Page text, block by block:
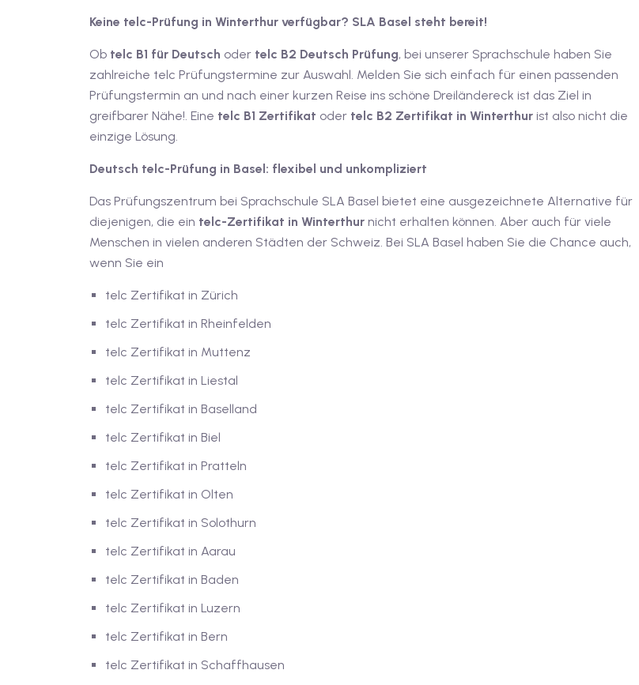
Keine telc-Prüfung in Winterthur verfügbar? SLA Basel steht bereit!
Ob telc B1 für Deutsch oder telc B2 Deutsch Prüfung, bei unserer Sprachschule haben Sie
zahlreiche telc Prüfungstermine zur Auswahl. Melden Sie sich einfach für einen passenden
Prüfungstermin an und nach einer kurzen Reise ins schöne Dreiländereck ist das Ziel in
greifbarer Nähe!. Eine telc B1 Zertifikat oder telc B2 Zertifikat in Winterthur ist also nicht die
einzige Lösung.
Deutsch telc-Prüfung in Basel: flexibel und unkompliziert
Das Prüfungszentrum bei Sprachschule SLA Basel bietet eine ausgezeichnete Alternative für
diejenigen, die ein telc-Zertifikat in Winterthur nicht erhalten können. Aber auch für viele
Menschen in vielen anderen Städten der Schweiz. Bei SLA Basel haben Sie die Chance auch,
wenn Sie ein
telc Zertifikat in Zürich
telc Zertifikat in Rheinfelden
telc Zertifikat in Muttenz
telc Zertifikat in Liestal
telc Zertifikat in Baselland
telc Zertifikat in Biel
telc Zertifikat in Pratteln
telc Zertifikat in Olten
telc Zertifikat in Solothurn
telc Zertifikat in Aarau
telc Zertifikat in Baden
telc Zertifikat in Luzern
telc Zertifikat in Bern
telc Zertifikat in Schaffhausen